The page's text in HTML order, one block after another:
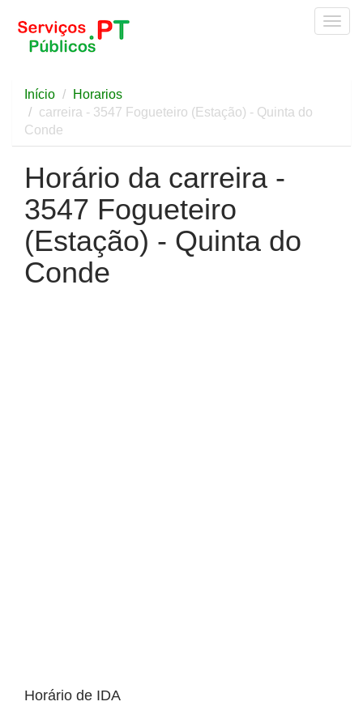
Início
Horarios
carreira - 3547 Fogueteiro (Estação) - Quinta do
Conde
Horário da carreira -
3547 Fogueteiro
(Estação) - Quinta do
Conde
Horário de IDA